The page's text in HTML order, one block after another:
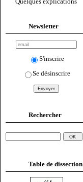
Newsletter
S'inscrire
Se désinscrire
Rechercher
Table de dissection